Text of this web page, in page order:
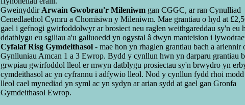
Gweinyddir Arwain Gwobrau'r Mileniwm gan CGGC, ar ran Cynulliad
Cenedlaethol Cymru a Chomisiwn y Mileniwm. Mae grantiau o hyd at
gael i gefnogi gwirfoddolwyr ar brosiect neu raglen weithgareddau sy'n eu
ddatblygu eu sgiliau a'u galluoedd yn ogystal â dwyn manteision i
Cyfalaf Risg Gymdeithasol - mae hon yn rhaglen grantiau bach a ariennir
Gynlluniau Amcan 1 a 3 Ewrop. Bydd y cynllun hwn yn darparu grantiau
grwpiau gwirfoddol lleol er mwyn datblygu prosiectau sy'n brwydro yn
cymdeithasol ac yn cyfrannu i adfywio lleol. Nod y cynllun fydd rhoi
lleol cael mynediad yn syml ac yn sydyn ar arian sydd at gael gan Gronfa
Gymdeithasol Ewrop.